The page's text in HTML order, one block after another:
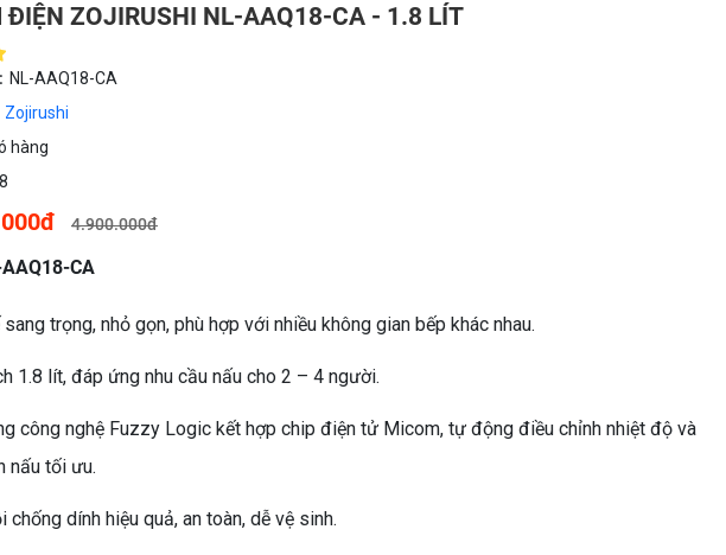
ĐIỆN ZOJIRUSHI NL-AAQ18-CA - 1.8 LÍT
NL-AAQ18-CA
Zojirushi
hàng
4.900.000đ
CA
trọng, nhỏ gọn, phù hợp với nhiều không gian bếp khác nhau.
1.8 lít, đáp ứng nhu cầu nấu cho 2 – 4 người.
công nghệ Fuzzy Logic kết hợp chip điện tử Micom, tự động điều chỉnh nhiệt độ và
nấu tối ưu.
chống dính hiệu quả, an toàn, dễ vệ sinh.